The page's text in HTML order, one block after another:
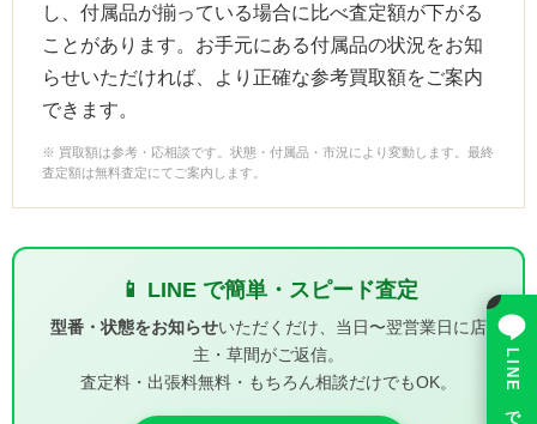
し、付属品が揃っている場合に比べ査定額が下がる
ことがあります。お手元にある付属品の状況をお知
らせいただければ、より正確な参考買取額をご案内
できます。
※ 買取額は参考・応相談です。状態・付属品・市況により変動します。最終
査定額は無料査定にてご案内します。
📱 LINE で簡単・スピード査定
型番・状態をお知らせいただくだけ、当日〜翌営業日に店
主・草間がご返信。
査定料・出張料無料・もちろん相談だけでもOK。
LINE で相談
×